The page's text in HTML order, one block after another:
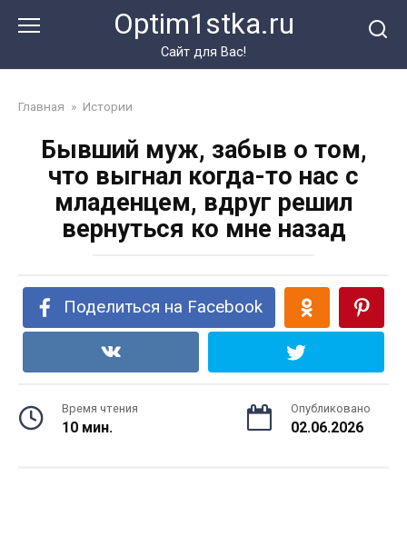
Optim1stka.ru
Сайт для Вас!
Главная » Истории
Бывший муж, забыв о том,
что выгнал когда-то нас с
младенцем, вдруг решил
вернуться ко мне назад
Поделиться на Facebook
Время чтения
10 мин.
Опубликовано
02.06.2026